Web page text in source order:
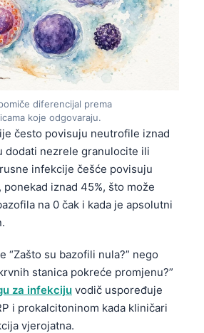
diferencijal prema
koje odgovaraju.
često povisuju neutrofile iznad
dodati nezrele granulocite ili
infekcije češće povisuju
iznad 45%, što može
na 0 čak i kada je apsolutni
“Zašto su bazofili nula?” nego
stanica pokreće promjenu?”
za infekciju vodič uspoređuje
i prokalcitoninom kada kliničari
vjerojatna.